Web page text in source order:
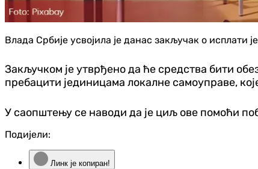
Влада Србије усвојила је данас закључак о
Закључком је утврђено да ће средства бити
пребацити јединицама локалне самоуправе,
У саопштењу се наводи да је циљ ове помоћи
Подијели:
Линк је копиран!